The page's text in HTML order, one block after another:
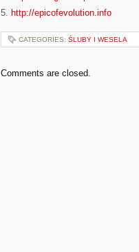
5. http://epicofevolution.info
CATEGORIES: ŚLUBY I WESELA
Comments are closed.